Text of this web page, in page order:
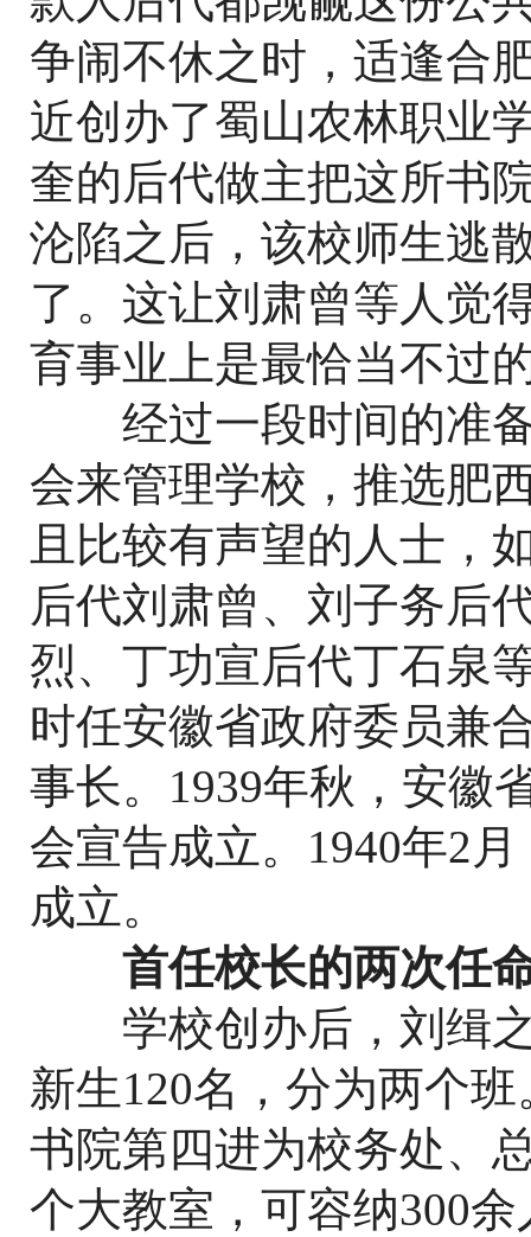
争闹不休之时，适逢合
近创办了蜀山农林职业
奎的后代做主把这所书
沦陷之后，该校师生逃
了。这让刘肃曾等人觉
育事业上是最恰当不过
经过一段时间的准备
会来管理学校，推选肥
且比较有声望的人士，
后代刘肃曾、刘子务后
烈、丁功宣后代丁石泉
时任安徽省政府委员兼
事长。1939年秋，安徽
会宣告成立。1940年2
成立。
首任校长的两次任
学校创办后，刘缉之
新生120名，分为两个
书院第四进为校务处、
个大教室，可容纳300